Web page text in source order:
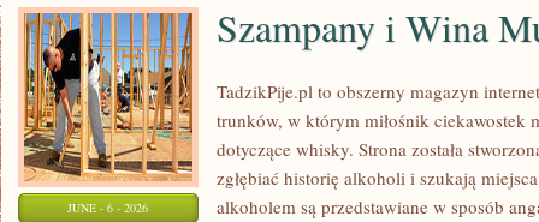
JUNE - 6 - 2026
Szampany i Wina
TadzikPije.pl to obszerny magazyn
trunków, w którym miłośnik ciekawostek
dotyczące whisky. Strona została
zgłębiać historię alkoholi i szukają
alkoholem są przedstawiane w sposób